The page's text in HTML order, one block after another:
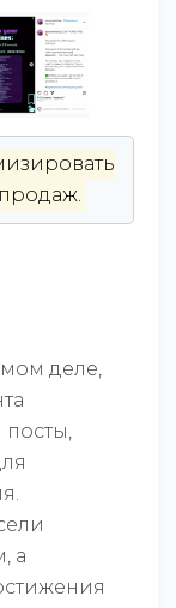
деле,
посты,
а